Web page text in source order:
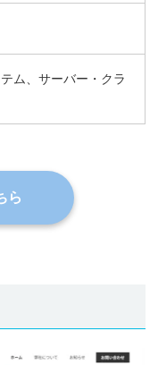
ム、サーバー・クラ
ら